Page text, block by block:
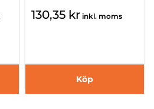
130,35 kr inkl. moms
Köp